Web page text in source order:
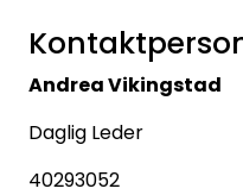
Andrea Vikingstad
Daglig Leder
40293052